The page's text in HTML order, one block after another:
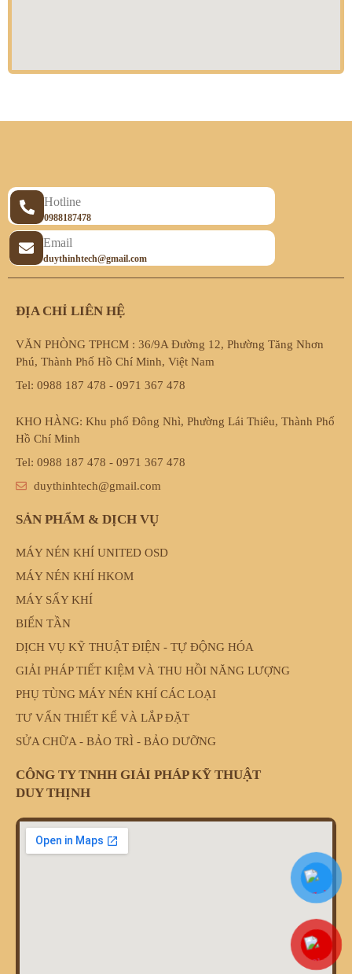
Hotline
0988187478
Email
duythinhtech@gmail.com
ĐỊA CHỈ LIÊN HỆ
VĂN PHÒNG TPHCM : 36/9A Đường 12, Phường Tăng Nhơn
Phú, Thành Phố Hồ Chí Minh, Việt Nam
Tel: 0988 187 478 - 0971 367 478
KHO HÀNG: Khu phố Đông Nhì, Phường Lái Thiêu, Thành Phố
Hồ Chí Minh
Tel: 0988 187 478 - 0971 367 478
duythinhtech@gmail.com
SẢN PHẨM & DỊCH VỤ
MÁY NÉN KHÍ UNITED OSD
MÁY NÉN KHÍ HKOM
MÁY SẤY KHÍ
BIẾN TẦN
DỊCH VỤ KỸ THUẬT ĐIỆN - TỰ ĐỘNG HÓA
GIẢI PHÁP TIẾT KIỆM VÀ THU HỒI NĂNG LƯỢNG
PHỤ TÙNG MÁY NÉN KHÍ CÁC LOẠI
TƯ VẤN THIẾT KẾ VÀ LẮP ĐẶT
SỬA CHỮA - BẢO TRÌ - BẢO DƯỠNG
CÔNG TY TNHH GIẢI PHÁP KỸ THUẬT
DUY THỊNH